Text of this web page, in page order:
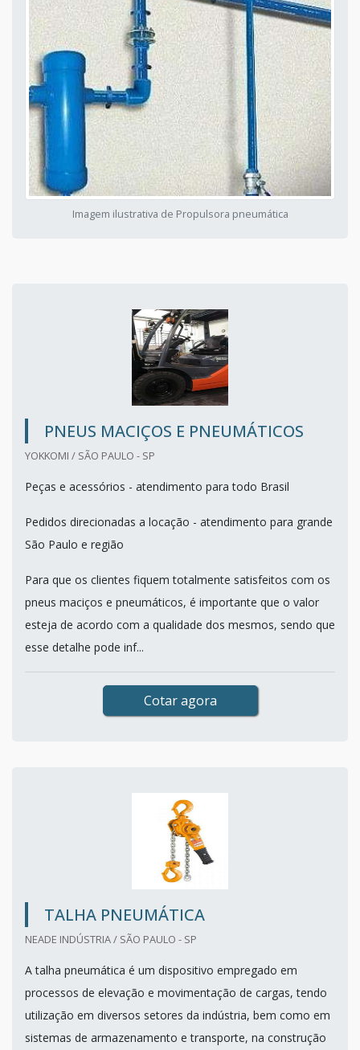
Imagem ilustrativa de Propulsora pneumática
PNEUS MACIÇOS E PNEUMÁTICOS
YOKKOMI / SÃO PAULO - SP
Peças e acessórios - atendimento para todo Brasil
Pedidos direcionadas a locação - atendimento para grande
São Paulo e região
Para que os clientes fiquem totalmente satisfeitos com os
pneus maciços e pneumáticos, é importante que o valor
esteja de acordo com a qualidade dos mesmos, sendo que
esse detalhe pode inf...
Cotar agora
TALHA PNEUMÁTICA
NEADE INDÚSTRIA / SÃO PAULO - SP
A talha pneumática é um dispositivo empregado em
processos de elevação e movimentação de cargas, tendo
utilização em diversos setores da indústria, bem como em
sistemas de armazenamento e transporte, na construção